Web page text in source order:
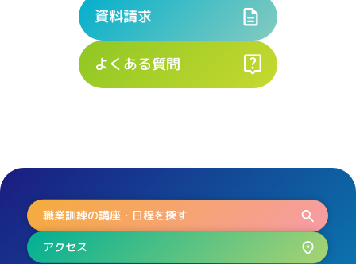
資料請求
よくある質問
職業訓練の講座・日程を探す
アクセス